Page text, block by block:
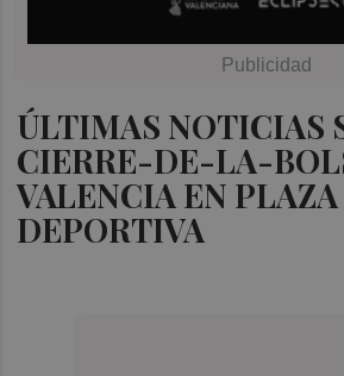
ÚLTIMAS NOTICIAS
CIERRE-DE-LA-
VALENCIA EN PLAZA
DEPORTIVA